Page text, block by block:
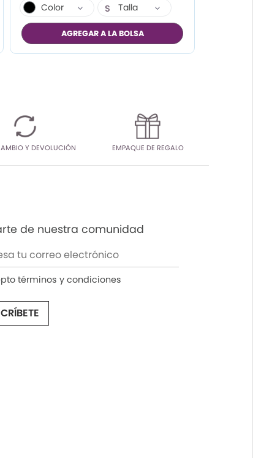
Color S Talla
AGREGAR A LA BOLSA
Y DEVOLUCIÓN EMPAQUE DE REGALO
de nuestra comunidad
términos y condiciones